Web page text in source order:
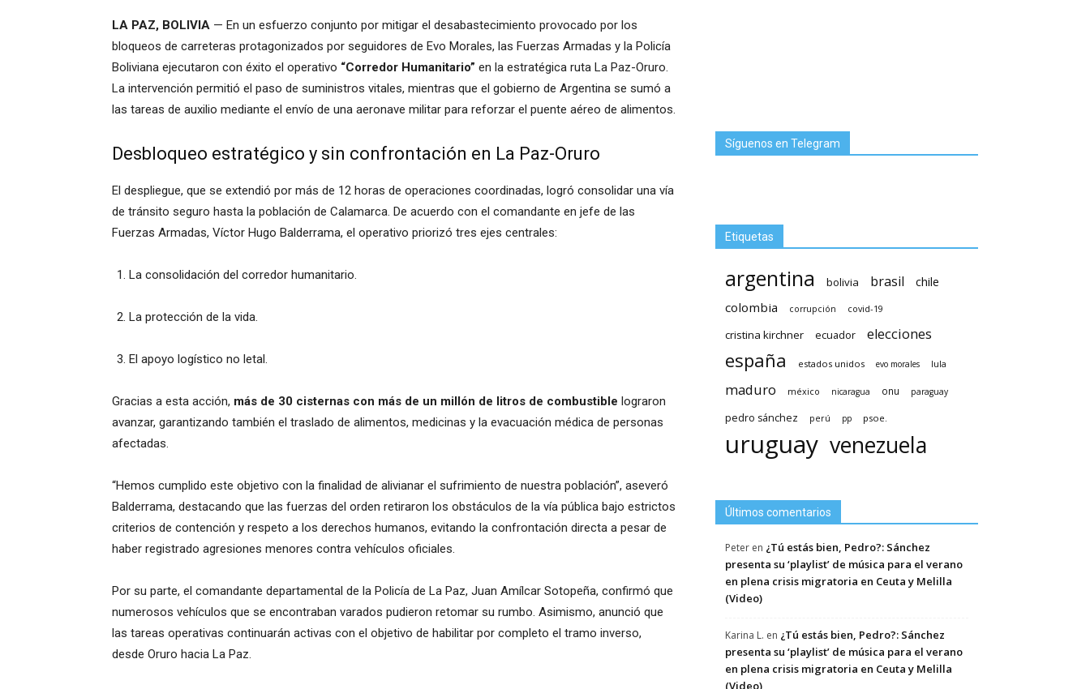
LA PAZ, BOLIVIA — En un esfuerzo conjunto por mitigar el desabastecimiento provocado por los
bloqueos de carreteras protagonizados por seguidores de Evo Morales, las Fuerzas Armadas y la Policía
Boliviana ejecutaron con éxito el operativo “Corredor Humanitario” en la estratégica ruta La Paz-Oruro.
La intervención permitió el paso de suministros vitales, mientras que el gobierno de Argentina se sumó a
las tareas de auxilio mediante el envío de una aeronave militar para reforzar el puente aéreo de alimentos.
Desbloqueo estratégico y sin confrontación en La Paz-Oruro
El despliegue, que se extendió por más de 12 horas de operaciones coordinadas, logró consolidar una vía
de tránsito seguro hasta la población de Calamarca. De acuerdo con el comandante en jefe de las
Fuerzas Armadas, Víctor Hugo Balderrama, el operativo priorizó tres ejes centrales:
La consolidación del corredor humanitario.
La protección de la vida.
El apoyo logístico no letal.
Gracias a esta acción, más de 30 cisternas con más de un millón de litros de combustible lograron
avanzar, garantizando también el traslado de alimentos, medicinas y la evacuación médica de personas
afectadas.
“Hemos cumplido este objetivo con la finalidad de alivianar el sufrimiento de nuestra población”, aseveró
Balderrama, destacando que las fuerzas del orden retiraron los obstáculos de la vía pública bajo estrictos
criterios de contención y respeto a los derechos humanos, evitando la confrontación directa a pesar de
haber registrado agresiones menores contra vehículos oficiales.
Por su parte, el comandante departamental de la Policía de La Paz, Juan Amílcar Sotopeña, confirmó que
numerosos vehículos que se encontraban varados pudieron retomar su rumbo. Asimismo, anunció que
las tareas operativas continuarán activas con el objetivo de habilitar por completo el tramo inverso,
desde Oruro hacia La Paz.
Síguenos en Telegram
Etiquetas
argentina bolivia brasil
chile
colombia
corrupción covid-19
cristina kirchner ecuador elecciones
españa estados unidos evo morales lula
maduro méxico nicaragua onu paraguay
pedro sánchez perú pp psoe.
uruguay venezuela
Últimos comentarios
Peter en ¿Tú estás bien, Pedro?: Sánchez
presenta su ‘playlist’ de música para el verano
en plena crisis migratoria en Ceuta y Melilla
(Video)
Karina L. en ¿Tú estás bien, Pedro?: Sánchez
presenta su ‘playlist’ de música para el verano
en plena crisis migratoria en Ceuta y Melilla
(Video)